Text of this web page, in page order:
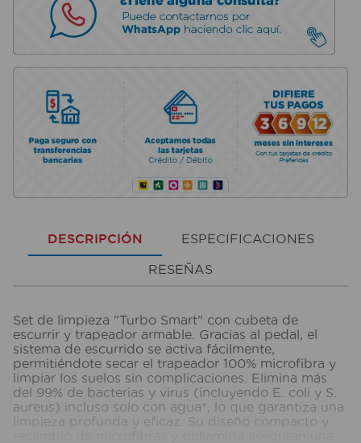
DESCRIPCIÓN ESPECIFICACIONES
RESEÑAS
Set de limpieza "Turbo Smart" con cubeta de
escurrir y trapeador armable. Gracias al pedal, el
sistema de escurrido se activa fácilmente,
permitiéndote secar el trapeador 100% microfibra y
limpiar los suelos sin complicaciones. Elimina más
del 99% de bacterias y virus (incluyendo E. coli y S.
aureus) incluso solo con agua*, lo que garantiza una
limpieza profunda y eficaz. Su diseño compacto y